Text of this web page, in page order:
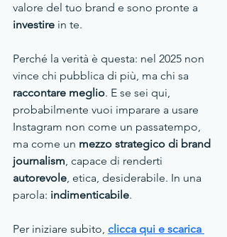
valore del tuo brand e sono pronte a
investire in te.
Perché la verità è questa: nel 2025 non
vince chi pubblica di più, ma chi sa
raccontare meglio. E se sei qui,
probabilmente vuoi imparare a usare
Instagram non come un passatempo,
ma come un mezzo strategico di brand
journalism, capace di renderti
autorevole, etica, desiderabile. In una
parola: indimenticabile.
Per iniziare subito, clicca qui e scarica